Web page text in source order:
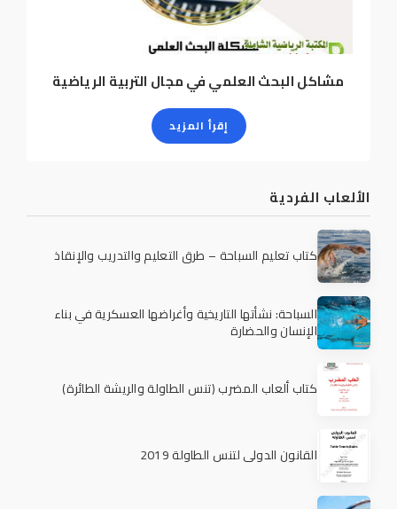
مشاكل البحث العلمي في مجال التربية الرياضية
إقرأ المزيد
الألعاب الفردية
كتاب تعليم السباحة – طرق التعليم والتدريب والإنقاذ
السباحة: نشأتها التاريخية وأغراضها العسكرية في بناء
الإنسان والحضارة
كتاب ألعاب المضرب (تنس الطاولة والريشة الطائرة)
القانون الدولي لتنس الطاولة 2019